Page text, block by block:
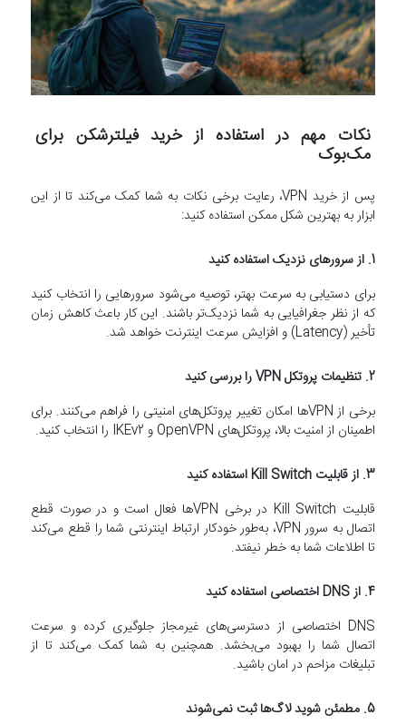
نکات مهم در استفاده از خرید فیلترشکن برای
مک‌بوک
پس از خرید VPN، رعایت برخی نکات به شما کمک می‌کند تا از این
ابزار به بهترین شکل ممکن استفاده کنید:
1. از سرورهای نزدیک استفاده کنید
برای دستیابی به سرعت بهتر، توصیه می‌شود سرورهایی را انتخاب کنید
که از نظر جغرافیایی به شما نزدیک‌تر باشند. این کار باعث کاهش زمان
تأخیر (Latency) و افزایش سرعت اینترنت خواهد شد.
2. تنظیمات پروتکل VPN را بررسی کنید
برخی از VPNها امکان تغییر پروتکل‌های امنیتی را فراهم می‌کنند. برای
اطمینان از امنیت بالا، پروتکل‌های OpenVPN و IKEv2 را انتخاب کنید.
3. از قابلیت Kill Switch استفاده کنید
قابلیت Kill Switch در برخی VPNها فعال است و در صورت قطع
اتصال به سرور VPN، به‌طور خودکار ارتباط اینترنتی شما را قطع می‌کند
تا اطلاعات شما به خطر نیفتد.
4. از DNS اختصاصی استفاده کنید
DNS اختصاصی از دسترسی‌های غیرمجاز جلوگیری کرده و سرعت
اتصال شما را بهبود می‌بخشد. همچنین به شما کمک می‌کند تا از
تبلیغات مزاحم در امان باشید.
5. مطمئن شوید لاگ‌ها ثبت نمی‌شوند